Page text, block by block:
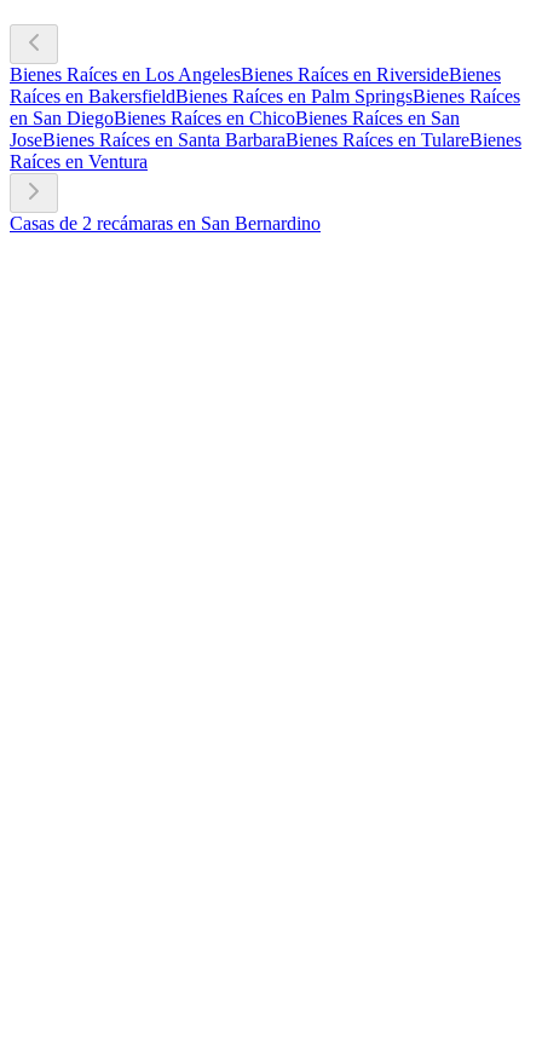
Bienes Raíces en Los AngelesBienes Raíces en RiversideBienes
Raíces en BakersfieldBienes Raíces en Palm SpringsBienes Raíces
en San DiegoBienes Raíces en ChicoBienes Raíces en San
JoseBienes Raíces en Santa BarbaraBienes Raíces en TulareBienes
Raíces en Ventura
Casas de 2 recámaras en San Bernardino